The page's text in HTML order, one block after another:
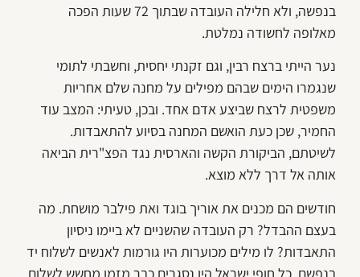
בנפשה, ולא חלילה העובדה שבתוך 72 שעות הפכה
מאלופה לחשודה נמלטת.
נער הייתי ברצח רבין, וגם זקנתי יחסית, וחשבתי לתומי
שנגמרו הימים שבהם מפילים על מחנה שלם אחריות
משפטית לרצח שביצע אדם אחד. ובכן, טעיתי: המצב עוד
החמיר, שכן כעת הואשם המחנה בסיוע להתאבדות.
לשיטתם, הביקורת הקשה והארסית נגד הפצ"רית הביאה
אותה אל דרך ללא מוצא.
חודשים הם מכנים את אוריך בוגד ואת פילבר מושחת. מה
בעצם ההבדל? רק העובדה שהשניים לא ביימו ניסיון
התאבדות? לו מילים מכוערות היו גורמות לאנשים לשלוח יד
בנפשם, כל חופי ישראל היו נסגרים כבר מזמן מחשש לשלום